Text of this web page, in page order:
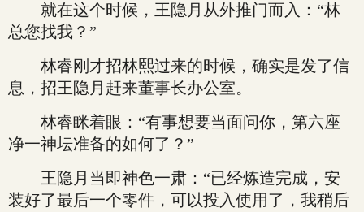
就在这个时候，王隐月从外推门而入：“林
总您找我？”
林睿刚才招林熙过来的时候，确实是发了信
息，招王隐月赶来董事长办公室。
林睿眯着眼：“有事想要当面问你，第六座
净一神坛准备的如何了？”
王隐月当即神色一肃：“已经炼造完成，安
装好了最后一个零件，可以投入使用了，我稍后